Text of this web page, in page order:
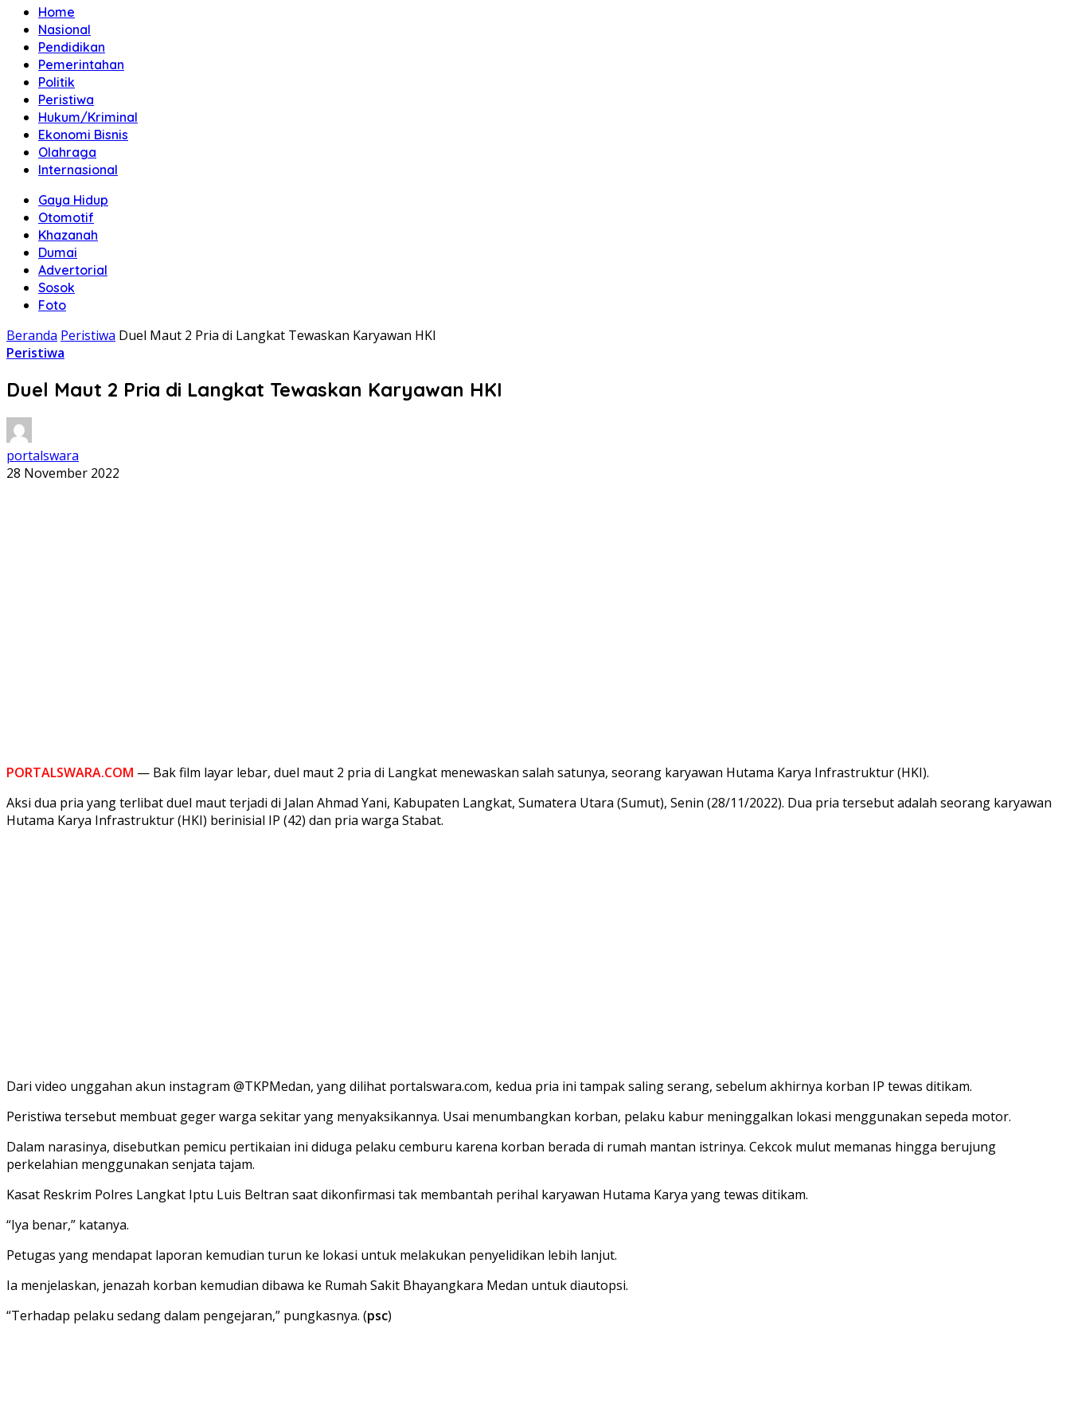
Home
Nasional
Pendidikan
Pemerintahan
Politik
Peristiwa
Hukum/Kriminal
Ekonomi Bisnis
Olahraga
Internasional
Gaya Hidup
Otomotif
Khazanah
Dumai
Advertorial
Sosok
Foto
Beranda Peristiwa Duel Maut 2 Pria di Langkat Tewaskan Karyawan HKI
Peristiwa
Duel Maut 2 Pria di Langkat Tewaskan Karyawan HKI
portalswara
28 November 2022
PORTALSWARA.COM — Bak film layar lebar, duel maut 2 pria di Langkat menewaskan salah satunya, seorang karyawan Hutama Karya Infrastruktur (HKI).
Aksi dua pria yang terlibat duel maut terjadi di Jalan Ahmad Yani, Kabupaten Langkat, Sumatera Utara (Sumut), Senin (28/11/2022). Dua pria tersebut adalah seorang karyawan
Hutama Karya Infrastruktur (HKI) berinisial IP (42) dan pria warga Stabat.
Dari video unggahan akun instagram @TKPMedan, yang dilihat portalswara.com, kedua pria ini tampak saling serang, sebelum akhirnya korban IP tewas ditikam.
Peristiwa tersebut membuat geger warga sekitar yang menyaksikannya. Usai menumbangkan korban, pelaku kabur meninggalkan lokasi menggunakan sepeda motor.
Dalam narasinya, disebutkan pemicu pertikaian ini diduga pelaku cemburu karena korban berada di rumah mantan istrinya. Cekcok mulut memanas hingga berujung
perkelahian menggunakan senjata tajam.
Kasat Reskrim Polres Langkat Iptu Luis Beltran saat dikonfirmasi tak membantah perihal karyawan Hutama Karya yang tewas ditikam.
“Iya benar,” katanya.
Petugas yang mendapat laporan kemudian turun ke lokasi untuk melakukan penyelidikan lebih lanjut.
Ia menjelaskan, jenazah korban kemudian dibawa ke Rumah Sakit Bhayangkara Medan untuk diautopsi.
“Terhadap pelaku sedang dalam pengejaran,” pungkasnya. (psc)